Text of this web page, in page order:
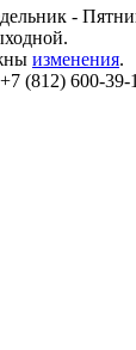
-
изменения.
(812) 600-